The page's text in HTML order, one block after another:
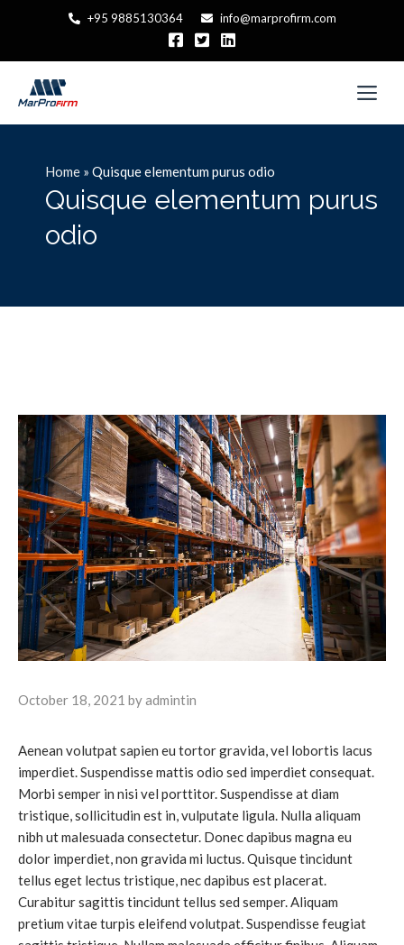
+95 9885130364 info@marprofirm.com
Home » Quisque elementum purus odio
Quisque elementum purus
odio
October 18, 2021 byadmintin
Aenean volutpat sapien eu tortor gravida, vel lobortis lacus
imperdiet. Suspendisse mattis odio sed imperdiet consequat.
Morbi semper in nisi vel porttitor. Suspendisse at diam
tristique, sollicitudin est in, vulputate ligula. Nulla aliquam
nibh ut malesuada consectetur. Donec dapibus magna eu
dolor imperdiet, non gravida mi luctus. Quisque tincidunt
tellus eget lectus tristique, nec dapibus est placerat.
Curabitur sagittis tincidunt tellus sed semper. Aliquam
pretium vitae turpis eleifend volutpat. Suspendisse feugiat